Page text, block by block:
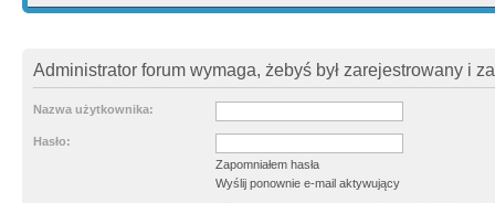
Administrator forum wymaga, żebyś był zarejestrowany i
Nazwa użytkownika:
Hasło:
Zapomniałem hasła
Wyślij ponownie e-mail aktywujący